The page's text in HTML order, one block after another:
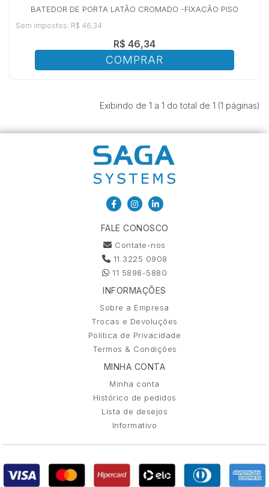
BATEDOR DE PORTA LATÃO CROMADO -FIXAÇÃO PISO
R$ 46,34
Sem impostos: R$ 46,34
COMPRAR
Exibindo de 1 a 1 do total de 1 (1 páginas)
FALE CONOSCO
Contate-nos
11 3225 0908
11 5898-5880
INFORMAÇÕES
Sobre a Empresa
Trocas e Devoluções
Política de Privacidade
Termos & Condições
MINHA CONTA
Minha conta
Histórico de pedidos
Lista de desejos
Informativo